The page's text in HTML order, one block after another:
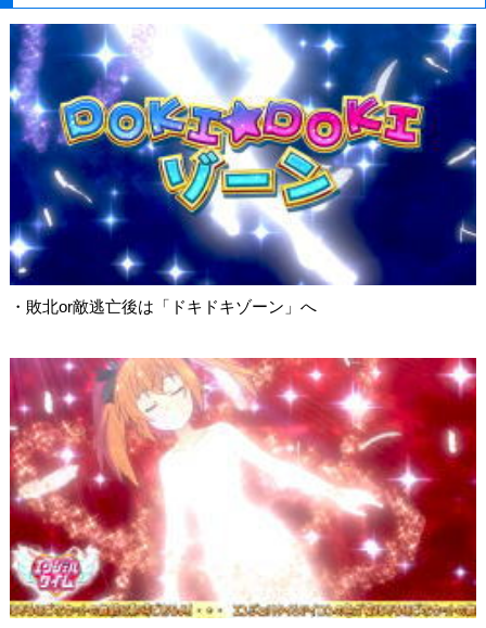
・敗北or敵逃亡後は「ドキドキゾーン」へ